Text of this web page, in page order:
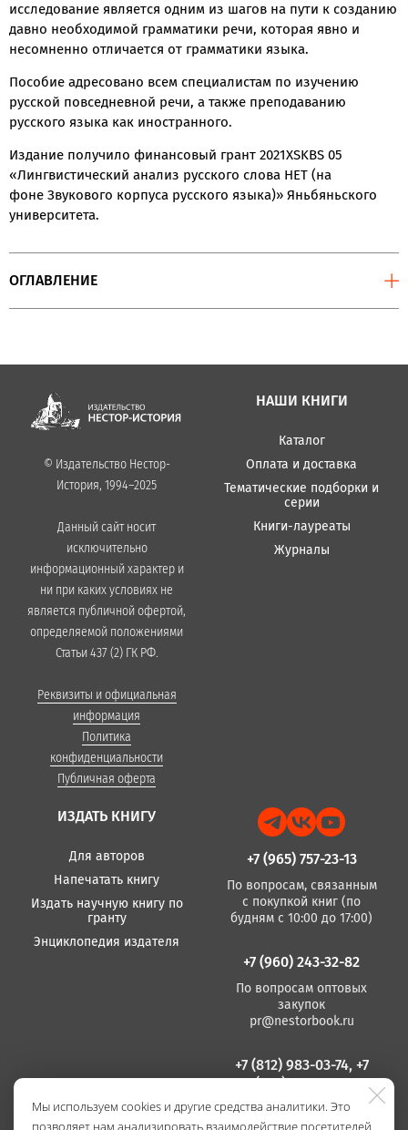
исследование является одним из шагов на пути к созданию
давно необходимой грамматики речи, которая явно и
несомненно отличается от грамматики языка.
Пособие адресовано всем специалистам по изучению
русской повседневной речи, а также преподаванию
русского языка как иностранного.
Издание получило финансовый грант 2021XSKBS 05
«Лингвистический анализ русского слова HET (на
фоне Звукового корпуса русского языка)» Яньбяньского
университета.
ОГЛАВЛЕНИЕ
© Издательство Нестор-
История, 1994–2025
Данный сайт носит
исключительно
информационный характер и
ни при каких условиях не
является публичной офертой,
определяемой положениями
Статьи 437 (2) ГК РФ.
Реквизиты и официальная
информация
Политика
конфиденциальности
Публичная оферта
НАШИ КНИГИ
Каталог
Оплата и доставка
Тематические подборки и
серии
Книги-лауреаты
Журналы
ИЗДАТЬ КНИГУ
Для авторов
Напечатать книгу
Издать научную книгу по
гранту
Энциклопедия издателя
+7 (965) 757-23-13
По вопросам, связанным
с покупкой книг (по
будням с 10:00 до 17:00)
+7 (960) 243-32-82
По вопросам оптовых
закупок
pr@nestorbook.ru
+7 (812) 983-03-74, +7
(812) 235 15 86
По вопросам издания
книг
Мы используем cookies и другие средства аналитики. Это
позволяет нам анализировать взаимодействие посетителей